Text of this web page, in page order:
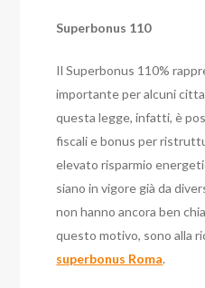
Superbonus 110
Il Superbonus 110%
importante per alcuni
questa legge, infatti, è
fiscali e bonus per
elevato risparmio
siano in vigore già da
non hanno ancora ben
questo motivo, sono alla
superbonus Roma.